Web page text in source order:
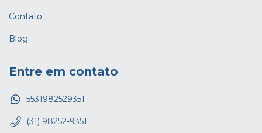
Contato
Blog
Entre em contato
5531982529351
(31) 98252-9351